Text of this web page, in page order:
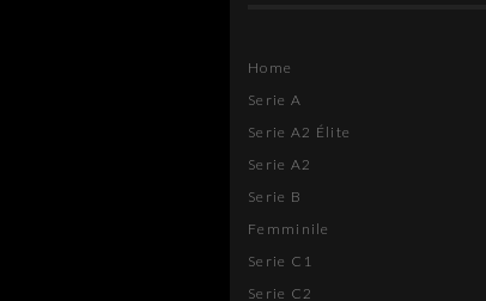
Home
Serie A
Serie A2 Élite
Serie A2
Serie B
Femminile
Serie C1
Serie C2